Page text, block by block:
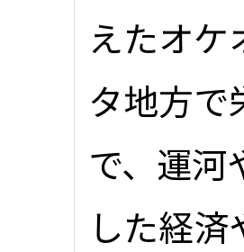
えたオ
タ地方で
で、運河
した経